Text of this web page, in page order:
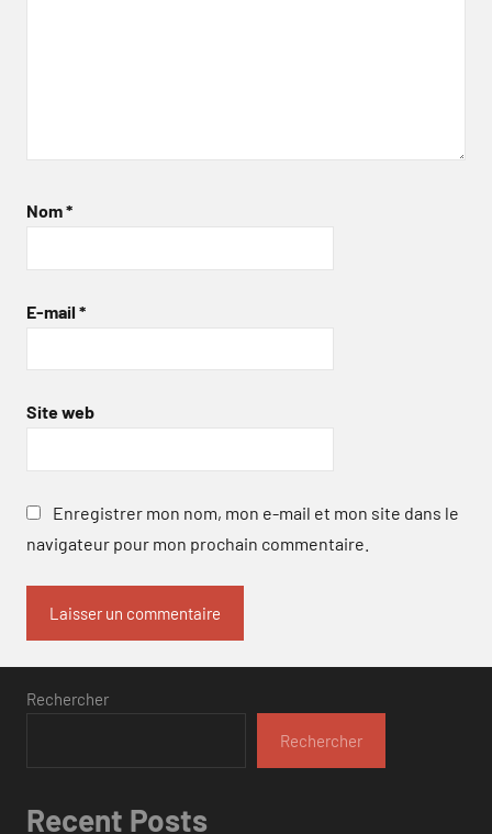
Nom*
E-mail *
Site web
Enregistrer mon nom, mon e-mail et mon site dans le
navigateur pour mon prochain commentaire.
Rechercher
Rechercher
Recent Posts